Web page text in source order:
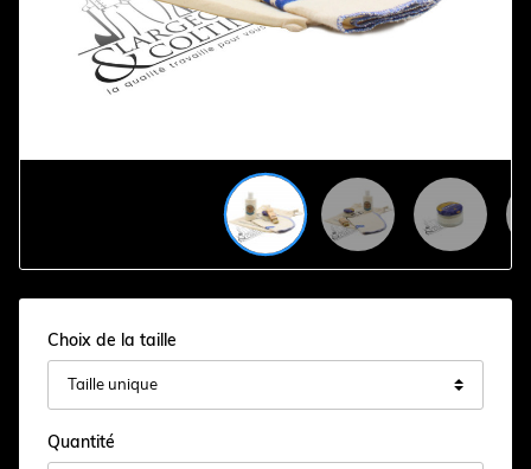
Choix de la taille
Quantité